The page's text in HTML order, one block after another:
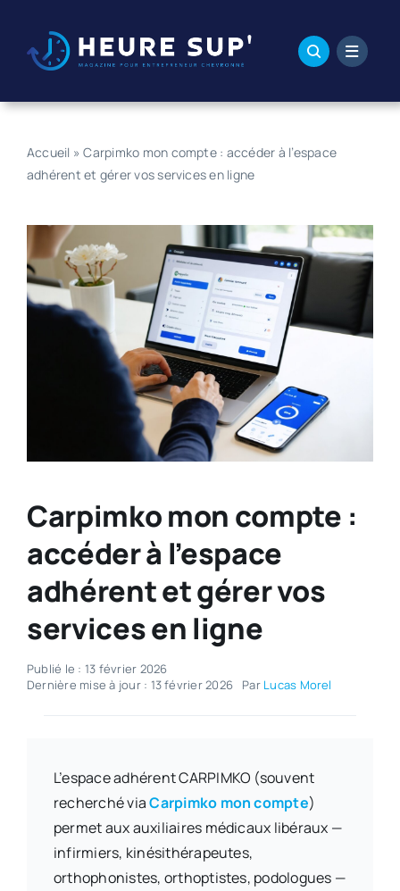
contenu
Accueil »Carpimko mon compte : accéder à l’espace
adhérent et gérer vos services en ligne
Carpimko mon compte :
accéder à l’espace
adhérent et gérer vos
services en ligne
Publié le : 13 février 2026
Dernière mise à jour : 13 février 2026
Par Lucas Morel
L’espace adhérent CARPIMKO (souvent
recherché viaCarpimko mon compte)
permet aux auxiliaires médicaux libéraux —
infirmiers, kinésithérapeutes,
orthophonistes, orthoptistes, podologues —